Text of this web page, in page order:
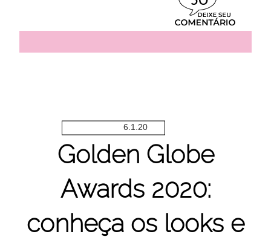
6.1.20
Golden Globe
Awards 2020:
conheça os looks e